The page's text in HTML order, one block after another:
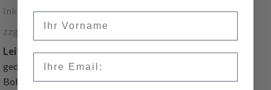
inkl. 19 % MwSt.
zzgl.
Versandkosten
Leitrolle, aus Aluminium
gedreht, mit 2 Gleitlagern,
Bohrung 12 mm,